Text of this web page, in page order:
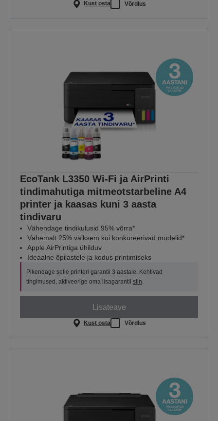
Kust osta Võrdlus
EcoTank L3350 Wi-Fi ja AirPrinti
tindimahutiga mitmeotstarbeline A4
printer ja kaasas kuni 3 aasta
tindivaru
Vähendage tindikulusid 95% võrra*
Vähemalt 25% väiksem kui konkureerivad mudelid*
Apple AirPrintiga ühilduv
Ideaalne õpilastele ja kodus printimiseks
Pikendage selle printeri garantii 3 aastale. Kehtivad
tingimused, aktiveerige oma lisagarantii siin.
Lisateave
Kust osta Võrdlus